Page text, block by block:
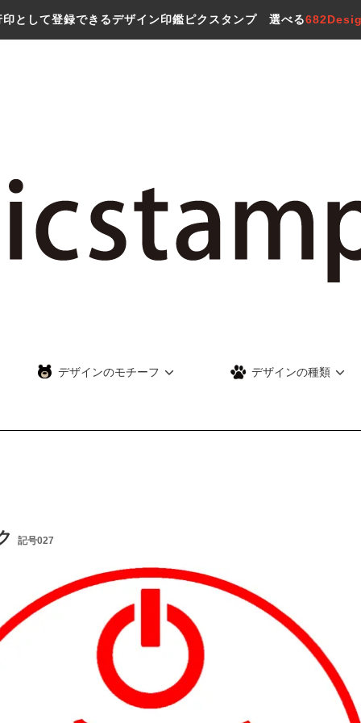
印として登録できるデザイン印鑑ピクスタンプ 選べる
デザインのモチーフ デザインの種類
記号027